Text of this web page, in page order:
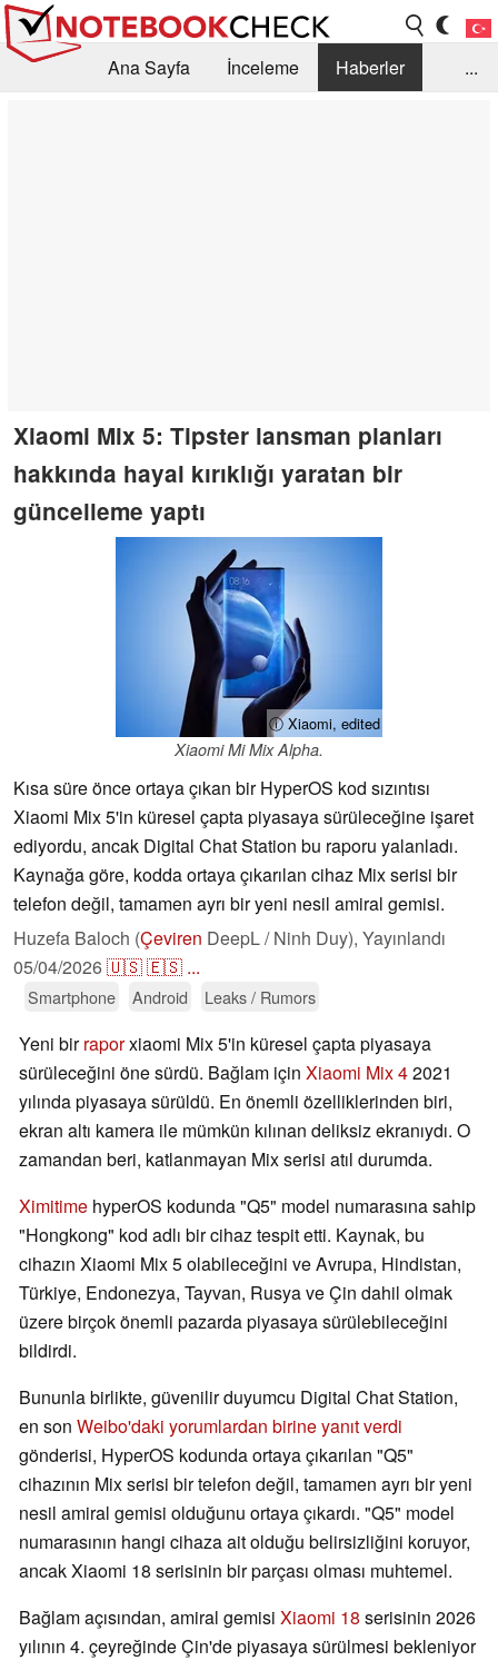
Ana Sayfa İnceleme
Haberler
...
Xiaomi Mix 5: Tipster lansman planları
hakkında hayal kırıklığı yaratan bir
güncelleme yaptı
ⓘ Xiaomi, edited
Xiaomi Mi Mix Alpha.
Kısa süre önce ortaya çıkan bir HyperOS kod sızıntısı
Xiaomi Mix 5'in küresel çapta piyasaya sürüleceğine işaret
ediyordu, ancak Digital Chat Station bu raporu yalanladı.
Kaynağa göre, kodda ortaya çıkarılan cihaz Mix serisi bir
telefon değil, tamamen ayrı bir yeni nesil amiral gemisi.
Huzefa Baloch (Çeviren DeepL / Ninh Duy), Yayınlandı
05/04/2026🇺🇸🇪🇸 ...
Smartphone Android Leaks / Rumors
Yeni birraporxiaomi Mix 5'in küresel çapta piyasaya
sürüleceğini öne sürdü. Bağlam için Xiaomi Mix 42021
yılında piyasaya sürüldü. En önemli özelliklerinden biri,
ekran altı kamera ile mümkün kılınan deliksiz ekranıydı. O
zamandan beri, katlanmayan Mix serisi atıl durumda.
Ximitime hyperOS kodunda "Q5" model numarasına sahip
"Hongkong" kod adlı bir cihaz tespit etti. Kaynak, bu
cihazın Xiaomi Mix 5 olabileceğini ve Avrupa, Hindistan,
Türkiye, Endonezya, Tayvan, Rusya ve Çin dahil olmak
üzere birçok önemli pazarda piyasaya sürülebileceğini
bildirdi.
Bununla birlikte, güvenilir duyumcu Digital Chat Station,
en son Weibo'daki yorumlardan birine yanıt verdi
gönderisi, HyperOS kodunda ortaya çıkarılan "Q5"
cihazının Mix serisi bir telefon değil, tamamen ayrı bir yeni
nesil amiral gemisi olduğunu ortaya çıkardı. "Q5" model
numarasının hangi cihaza ait olduğu belirsizliğini koruyor,
ancak Xiaomi 18 serisinin bir parçası olması muhtemel.
Bağlam açısından, amiral gemisi Xiaomi 18 serisinin 2026
yılının 4. çeyreğinde Çin'de piyasaya sürülmesi bekleniyor